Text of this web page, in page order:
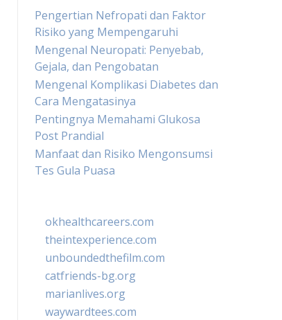
Pengertian Nefropati dan Faktor
Risiko yang Mempengaruhi
Mengenal Neuropati: Penyebab,
Gejala, dan Pengobatan
Mengenal Komplikasi Diabetes dan
Cara Mengatasinya
Pentingnya Memahami Glukosa
Post Prandial
Manfaat dan Risiko Mengonsumsi
Tes Gula Puasa
okhealthcareers.com
theintexperience.com
unboundedthefilm.com
catfriends-bg.org
marianlives.org
waywardtees.com